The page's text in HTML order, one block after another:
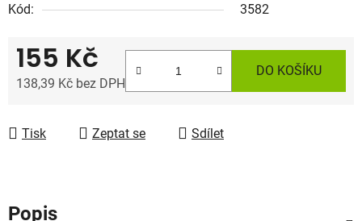
Kód:
3582
155 Kč
138,39 Kč bez DPH
DO KOŠÍKU
Tisk Zeptat se Sdílet
Popis